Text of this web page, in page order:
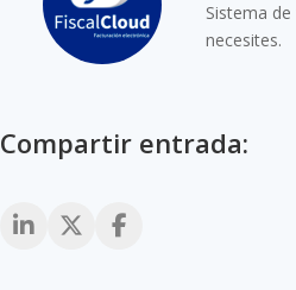
Sistema
necesites.
Compartir entrada: